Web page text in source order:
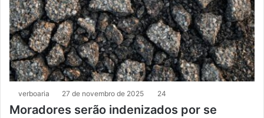
verboaria 27 de novembro de 2025 24
Moradores serão indenizados por se